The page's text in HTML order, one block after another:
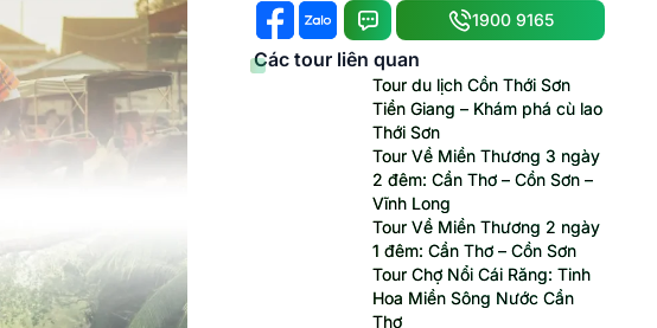
1900 9165
Các tour liên quan
Tour du lịch Cồn Thới Sơn
Tiền Giang – Khám phá cù lao
Thới Sơn
Tour Về Miền Thương 3 ngày
2 đêm: Cần Thơ – Cồn Sơn –
Vĩnh Long
Tour Về Miền Thương 2 ngày
1 đêm: Cần Thơ – Cồn Sơn
Tour Chợ Nổi Cái Răng: Tinh
Hoa Miền Sông Nước Cần
Thơ